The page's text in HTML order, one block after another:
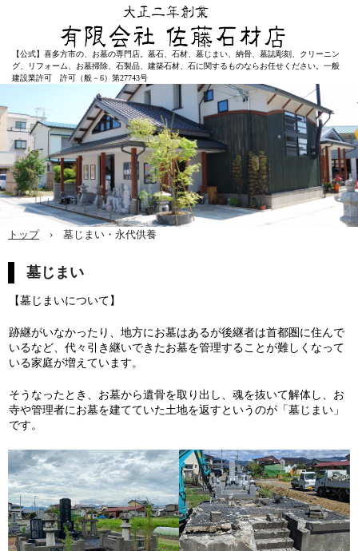
【公式】喜多方市の、お墓の専門店。墓石、石材、墓じまい、納骨、墓誌彫刻、クリーニン
グ、リフォーム、お墓掃除、石製品、建築石材、石に関するものならお任せください。一般
建設業許可 許可（般－6）第27743号
トップ › 墓じまい・永代供養
墓じまい
【墓じまいについて】
跡継がいなかったり、地方にお墓はあるが後継者は首都圏に住んで
いるなど、代々引き継いできたお墓を管理することが難しくなって
いる家庭が増えています。
そうなったとき、お墓から遺骨を取り出し、魂を抜いて解体し、お
寺や管理者にお墓を建てていた土地を返すというのが「墓じまい」
です。